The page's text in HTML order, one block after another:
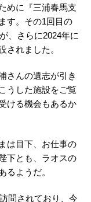
めに『三浦春馬支
す。その1回目の
、さらに2024年に
されました。
さんの遺志が引き
うした施設をご覧
ける機会もあるか
は目下、お仕事の
下とも、ラオスの
るようだ。
問されており、今